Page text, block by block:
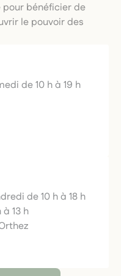
bénéficier de
le pouvoir des
de 10 h à 19 h
de 10 h à 18 h
13 h